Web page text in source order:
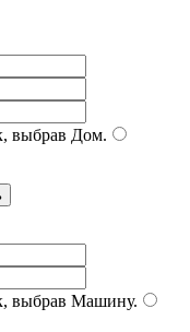
выбрав Дом.
выбрав Машину.